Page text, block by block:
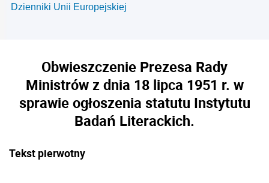
Dzienniki Unii Europejskiej
Obwieszczenie Prezesa Rady
Ministrów z dnia 18 lipca 1951 r. w
sprawie ogłoszenia statutu Instytutu
Badań Literackich.
Tekst pierwotny